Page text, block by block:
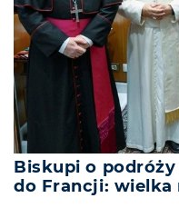
Biskupi o
do Francji: wielka